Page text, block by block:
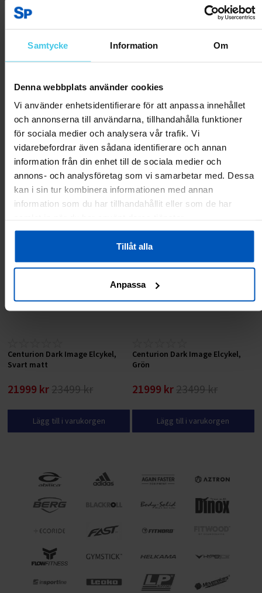
Samtycke Information Om
Denna webbplats använder cookies
Vi använder enhetsidentifierare för att anpassa innehållet
och annonserna till användarna, tillhandahålla funktioner
för sociala medier och analysera vår trafik. Vi
vidarebefordrar även sådana identifierare och annan
information från din enhet till de sociala medier och
annons- och analysföretag som vi samarbetar med. Dessa
kan i sin tur kombinera informationen med annan
information som du har tillhandahållit eller som de har
Tillåt alla
Anpassa
Produktrecensioner
Skriv en recension
Kundrecensioner
Inga recensioner ännu.
Andra har även tittat på:
RABATT 6 %
Centurion Dark Image Elcykel,
Svart matt
21999 kr 23499 kr
Lägg till i varukorgen
RABATT 6 %
Centurion Dark Image Elcykel,
Grön
21999 kr23499 kr
Lägg till i varukorgen